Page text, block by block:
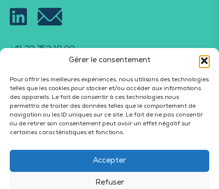
Gérer le consentement
Pour offrir les meilleures expériences, nous utilisons des technologies
telles que les cookies pour stocker et/ou accéder aux informations
des appareils. Le fait de consentir à ces technologies nous
permettra de traiter des données telles que le comportement de
navigation ou les ID uniques sur ce site. Le fait de ne pas consentir
ou de retirer son consentement peut avoir un effet négatif sur
certaines caractéristiques et fonctions.
Accepter
Refuser
+41 32 753 10 00
HORAIRES
Du lundi au vendredi
08h30 – 12h30 13h00 – 17h30